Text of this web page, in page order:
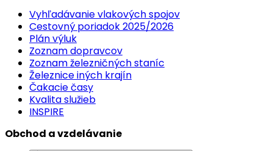
Vyhľadávanie vlakových spojov
Cestovný poriadok 2025/2026
Plán výluk
Zoznam dopravcov
Zoznam železničných staníc
Železnice iných krajín
Čakacie časy
Kvalita služieb
INSPIRE
Obchod a vzdelávanie